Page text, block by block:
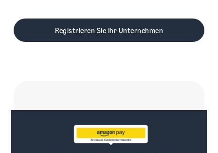
Registrieren Sie Ihr Unternehmen